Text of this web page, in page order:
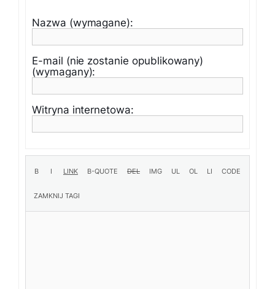
Nazwa (wymagane):
E-mail (nie zostanie opublikowany)
(wymagany):
Witryna internetowa: